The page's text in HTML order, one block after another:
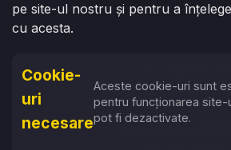
Tel: +373 76 070
Tel: +40 729 941
pe site-ul nostru și pentru a
cu acesta.
Cookie-
uri
necesare
Aceste cookie-uri sunt
pentru funcționarea site-
pot fi dezactivate.